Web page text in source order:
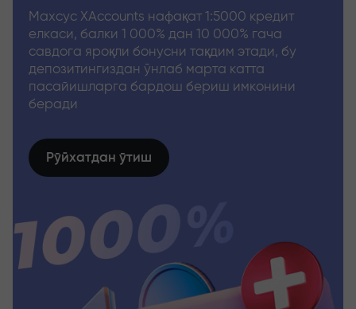
Махсус XAccounts нафақат 1:5000 кредит
елкаси, балки 1 000% дан 10 000% гача
савдога яроқли бонусни тақдим этади, бу
депозитингиздан ўнлаб марта катта
пасайишларга бардош бериш имконини
беради
Рўйхатдан ўтиш